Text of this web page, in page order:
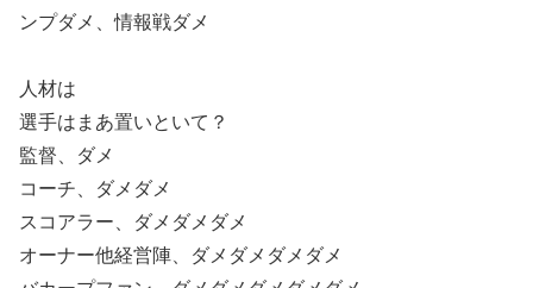
ンプダメ、情報戦ダメ
人材は
選手はまあ置いといて？
監督、ダメ
コーチ、ダメダメ
スコアラー、ダメダメダメ
オーナー他経営陣、ダメダメダメダメ